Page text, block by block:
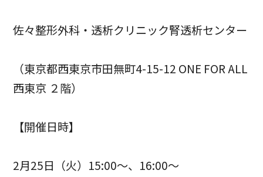
佐々整形外科・透析クリニック腎透析センター
（東京都西東京市田無町4-15-12 ONE FOR ALL
西東京 ２階）
【開催日時】
2月25日（火）15:00～、16:00～